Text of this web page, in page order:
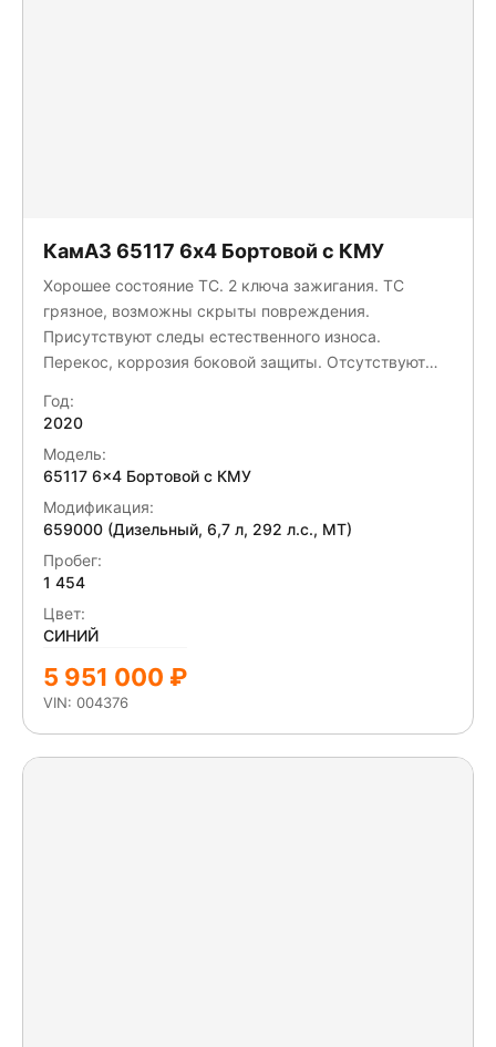
ПрофТРЕЙЛЕР
РусТрак
Спектр-Авто
Спецавтомаш
СПЕЦМОБИЛЬ-НН
ТТМ-Центр
Феникс
КамАЗ 65117 6x4 Бортовой с КМУ
Хорошее состояние ТС. 2 ключа зажигания. ТС
грязное, возможны скрыты повреждения.
Присутствуют следы естественного износа.
Перекос, коррозия боковой защиты. Отсутствуют
фонарь. Отсутствует крышка ящика АКБ.
Отсутствует боковое зеркало двери. Отсутствуют
противотуманные фары. Трещина на заднем фонаре.
Трещина, скол переднего бампера. Отсутвует
личинка дверного замка. Салон грязный-химчистка.
Год:
2020
Модель:
65117 6x4 Бортовой с КМУ
Модификация:
659000 (Дизельный, 6,7 л, 292 л.с., МТ)
Пробег:
1 454
Цвет:
СИНИЙ
5 951 000 ₽
VIN: 004376